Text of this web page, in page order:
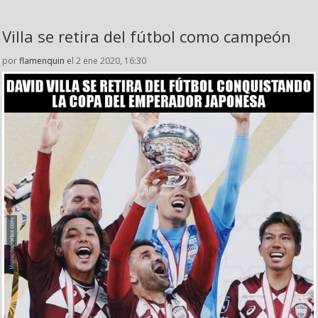
Villa se retira del fútbol como campeón
porflamenquin el 2 ene 2020, 16:30